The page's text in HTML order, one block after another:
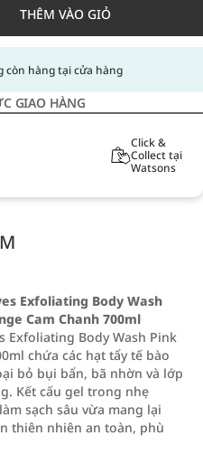
THÊM VÀO GIỎ
còn hàng tại cửa hàng
GIAO HÀNG
Click &
Collect tại
Watsons
Exfoliating Body Wash
Cam Chanh 700ml
Exfoliating Body Wash Pink
chứa các hạt tẩy tế bào
bỏ bụi bẩn, bã nhờn và lớp
Kết cấu gel trong nhẹ
sạch sâu vừa mang lại
thiên nhiên an toàn, phù